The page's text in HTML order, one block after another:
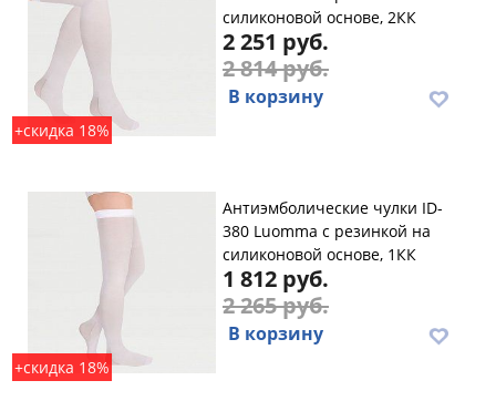
+скидка 18%
силиконовой основе, 2КК
2 251 руб.
2 814 руб.
В корзину
+скидка 18%
Антиэмболические чулки ID-
380 Luomma с резинкой на
силиконовой основе, 1КК
1 812 руб.
2 265 руб.
В корзину